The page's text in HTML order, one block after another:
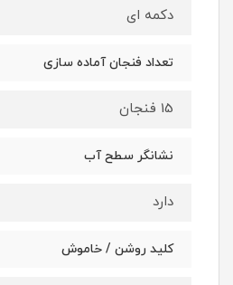
دکمه ای
تعداد فنجان آماده سازی
15 فنجان
نشانگر سطح آب
دارد
کلید روشن / خاموش